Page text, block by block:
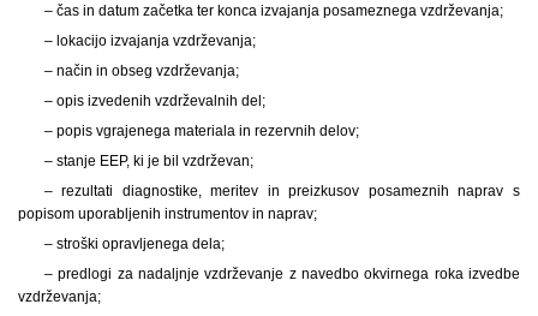
– čas in datum začetka ter konca izvajanja posameznega vzdrževanja;
– lokacijo izvajanja vzdrževanja;
– način in obseg vzdrževanja;
– opis izvedenih vzdrževalnih del;
– popis vgrajenega materiala in rezervnih delov;
– stanje EEP, ki je bil vzdrževan;
– rezultati diagnostike, meritev in preizkusov posameznih naprav s
popisom uporabljenih instrumentov in naprav;
– stroški opravljenega dela;
– predlogi za nadaljnje vzdrževanje z navedbo okvirnega roka izvedbe
vzdrževanja;